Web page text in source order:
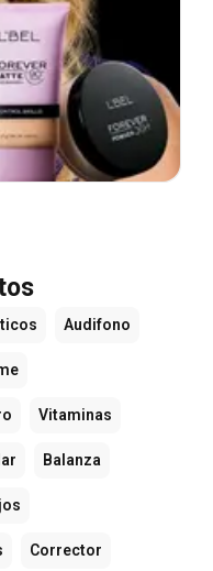
Audifono
Vitaminas
Balanza
Corrector